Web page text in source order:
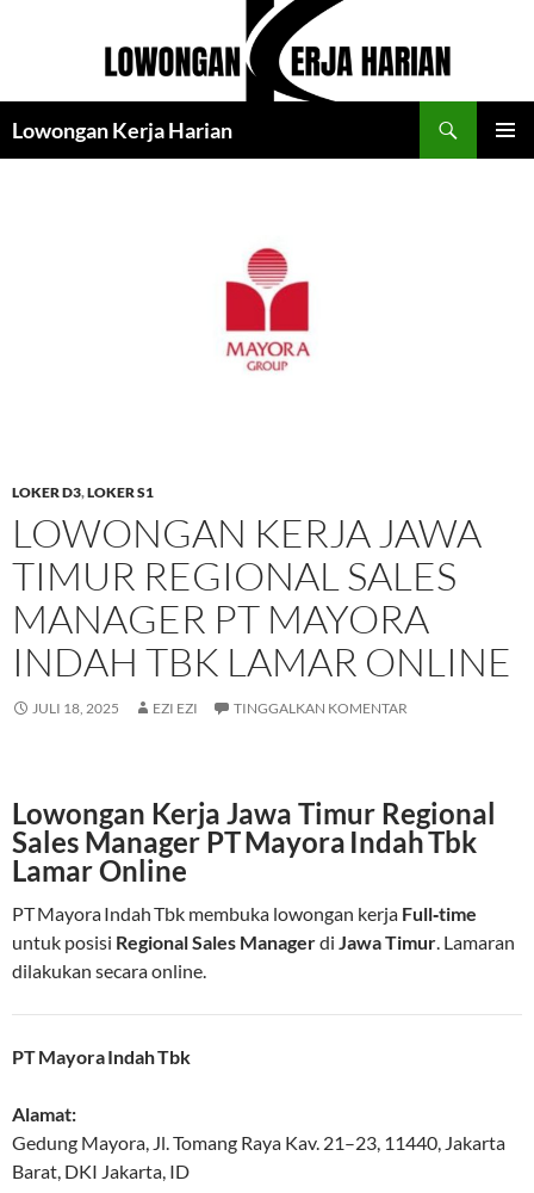
Lowongan Kerja Harian
LOKER D3,LOKER S1
LOWONGAN KERJA JAWA
TIMUR REGIONAL SALES
MANAGER PT MAYORA
INDAH TBK LAMAR ONLINE
JULI 18, 2025 EZI EZI TINGGALKAN KOMENTAR
Lowongan Kerja Jawa Timur Regional
Sales Manager PT Mayora Indah Tbk
Lamar Online
PT Mayora Indah Tbk membuka lowongan kerja Full‑time
untuk posisi Regional Sales Managerdi Jawa Timur. Lamaran
dilakukan secara online.
PT Mayora Indah Tbk
Alamat:
Gedung Mayora, Jl. Tomang Raya Kav. 21–23, 11440, Jakarta
Barat, DKI Jakarta, ID